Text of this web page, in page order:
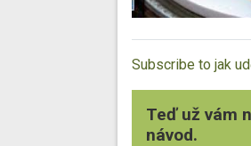
Subscribe to jak
Teď už vám
návod.